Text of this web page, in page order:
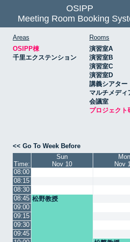
OSIPP
Meeting Room Booking
Areas
OSIPP棟
千里エクステンション
Rooms
演習室A
演習室B
演習室C
演習室D
講義シアター
マルチメディ
会議室
プロジェクト
<< Go To Week Before
Time:
Sun
Nov 10
Mon
Nov
08:00
08:15
08:30
08:45 松野教授
09:00
09:15
09:30
09:45